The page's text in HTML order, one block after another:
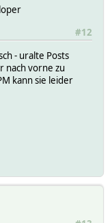
#12
- uralte Posts
nach vorne zu
kann sie leider